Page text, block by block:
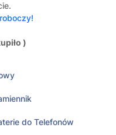
)
do Telefonów